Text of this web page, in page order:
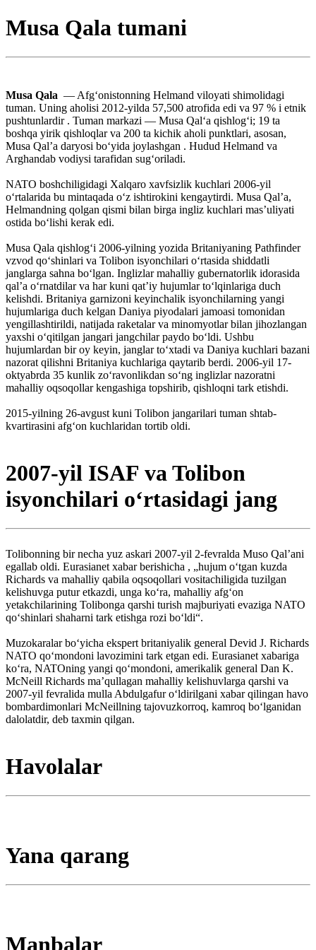
Musa Qala tumani
Musa Qala — Afgʻonistonning Helmand viloyati shimolidagi
tuman. Uning aholisi 2012-yilda 57,500 atrofida edi va 97 % i etnik
pushtunlardir . Tuman markazi — Musa Qalʻa qishlogʻi; 19 ta
boshqa yirik qishloqlar va 200 ta kichik aholi punktlari, asosan,
Musa Qal’a daryosi boʻyida joylashgan . Hudud Helmand va
Arghandab vodiysi tarafidan sugʻoriladi.
NATO boshchiligidagi Xalqaro xavfsizlik kuchlari 2006-yil
oʻrtalarida bu mintaqada oʻz ishtirokini kengaytirdi. Musa Qal’a,
Helmandning qolgan qismi bilan birga ingliz kuchlari mas’uliyati
ostida boʻlishi kerak edi.
Musa Qala qishlogʻi 2006-yilning yozida Britaniyaning Pathfinder
vzvod qoʻshinlari va Tolibon isyonchilari oʻrtasida shiddatli
janglarga sahna boʻlgan. Inglizlar mahalliy gubernatorlik idorasida
qal’a oʻrnatdilar va har kuni qatʼiy hujumlar toʻlqinlariga duch
kelishdi. Britaniya garnizoni keyinchalik isyonchilarning yangi
hujumlariga duch kelgan Daniya piyodalari jamoasi tomonidan
yengillashtirildi, natijada raketalar va minomyotlar bilan jihozlangan
yaxshi oʻqitilgan jangari jangchilar paydo boʻldi. Ushbu
hujumlardan bir oy keyin, janglar toʻxtadi va Daniya kuchlari bazani
nazorat qilishni Britaniya kuchlariga qaytarib berdi. 2006-yil 17-
oktyabrda 35 kunlik zoʻravonlikdan soʻng inglizlar nazoratni
mahalliy oqsoqollar kengashiga topshirib, qishloqni tark etishdi.
2015-yilning 26-avgust kuni Tolibon jangarilari tuman shtab-
kvartirasini afgʻon kuchlaridan tortib oldi.
2007-yil ISAF va Tolibon
isyonchilari oʻrtasidagi jang
Tolibonning bir necha yuz askari 2007-yil 2-fevralda Muso Qal’ani
egallab oldi. Eurasianet xabar berishicha , „hujum oʻtgan kuzda
Richards va mahalliy qabila oqsoqollari vositachiligida tuzilgan
kelishuvga putur etkazdi, unga koʻra, mahalliy afgʻon
yetakchilarining Tolibonga qarshi turish majburiyati evaziga NATO
qoʻshinlari shaharni tark etishga rozi boʻldi“.
Muzokaralar boʻyicha ekspert britaniyalik general Devid J. Richards
NATO qoʻmondoni lavozimini tark etgan edi. Eurasianet xabariga
koʻra, NATOning yangi qoʻmondoni, amerikalik general Dan K.
McNeill Richards maʼqullagan mahalliy kelishuvlarga qarshi va
2007-yil fevralida mulla Abdulgafur oʻldirilgani xabar qilingan havo
bombardimonlari McNeillning tajovuzkorroq, kamroq boʻlganidan
dalolatdir, deb taxmin qilgan.
Havolalar
Yana qarang
Manbalar